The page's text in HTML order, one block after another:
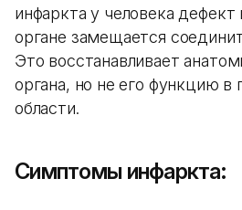
инфаркта у человека дефект
органе замещается
Это восстанавливает
органа, но не его функцию в
области.
Симптомы инфаркта: